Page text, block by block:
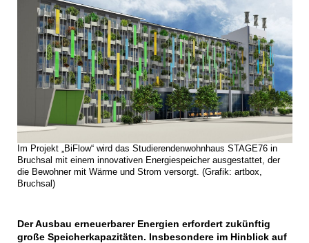
Im Projekt „BiFlow“ wird das Studierendenwohnhaus STAGE76 in
Bruchsal mit einem innovativen Energiespeicher ausgestattet, der
die Bewohner mit Wärme und Strom versorgt. (Grafik: artbox,
Bruchsal)
Der Ausbau erneuerbarer Energien erfordert zukünftig
große Speicherkapazitäten. Insbesondere im Hinblick auf